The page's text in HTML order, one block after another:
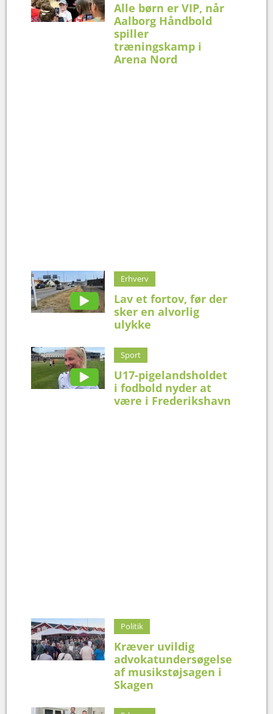
Alle børn er VIP, når
Aalborg Håndbold
spiller
træningskamp i
Arena Nord
Erhverv
Lav et fortov, før der
sker en alvorlig
ulykke
Sport
U17-pigelandsholdet
i fodbold nyder at
være i Frederikshavn
Politik
Kræver uvildig
advokatundersøgelse
af musikstøjsagen i
Skagen